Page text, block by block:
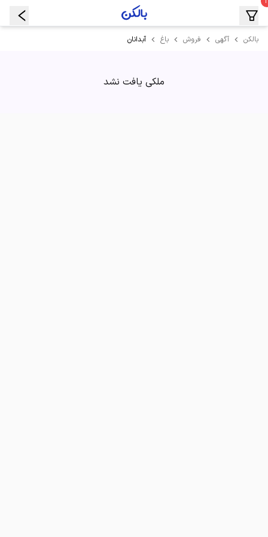
بالکن آگهی فروش باغ آبدانان
ملکی یافت نشد